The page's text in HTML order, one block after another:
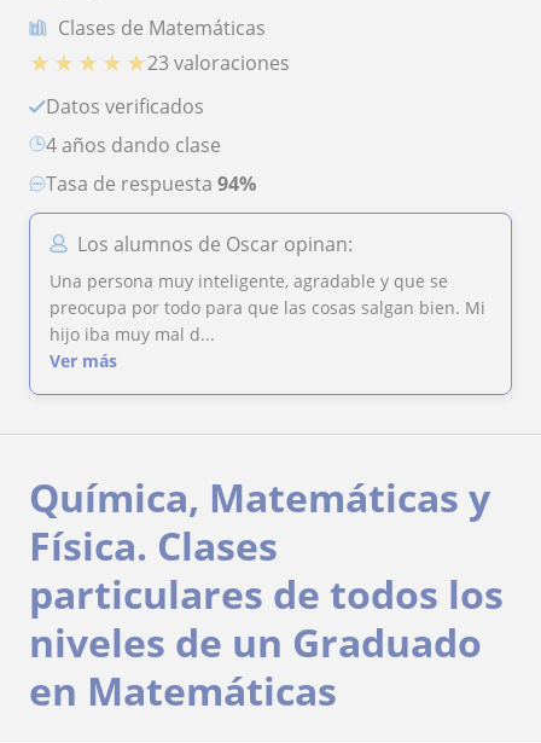
Clases de Matemáticas
★ ★ ★ ★ ★23 valoraciones
Datos verificados
4 años dando clase
Tasa de respuesta 94%
Los alumnos de Oscar opinan:
Una persona muy inteligente, agradable y que se
preocupa por todo para que las cosas salgan bien. Mi
hijo iba muy mal d...
Ver más
Química, Matemáticas y
Física. Clases
particulares de todos los
niveles de un Graduado
en Matemáticas